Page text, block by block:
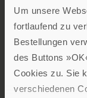
Um unsere
fortlaufend zu
Bestellungen
des Buttons
Cookies zu. Sie
verschiedenen
Lebensfreude in
Geschenke mit
Segenswünsche
werden.
und Trauer.